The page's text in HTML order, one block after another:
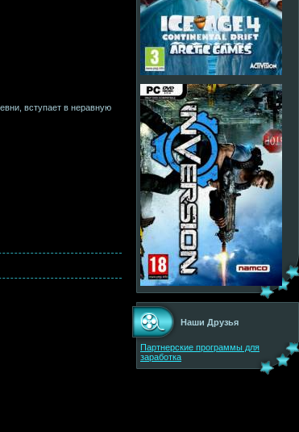
вступает в неравную
Наши Друзья
Партнерские программы для
заработка